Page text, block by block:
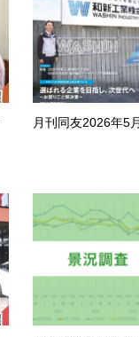
月刊同友2026年5